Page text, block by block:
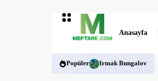
Anasayfa
Popüler Irmak Bungalov